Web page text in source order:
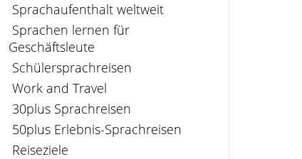
Sprachaufenthalt weltweit
Sprachen lernen für
Geschäftsleute
Schülersprachreisen
Work and Travel
30plus Sprachreisen
50plus Erlebnis-Sprachreisen
Reiseziele